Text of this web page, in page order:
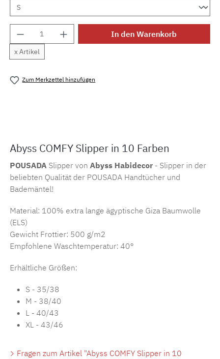
Produkt Anzahl: Gib den gewünschten
x Artikel
In den Warenkorb
Zum Merkzettel hinzufügen
Abyss COMFY Slipper in 10 Farben
POUSADA Slipper von Abyss Habidecor - Slipper in der
beliebten Qualität der POUSADA Handtücher und
Bademäntel!
Material: 100% extra lange ägyptische Giza Baumwolle
(ELS)
Gewicht Frottier: 500 g/m2
Empfohlene Waschtemperatur: 40°
Erhältliche Größen:
S - 35/38
M - 38/40
L - 40/43
XL - 43/46
Fragen zum Artikel "Abyss COMFY Slipper in 10